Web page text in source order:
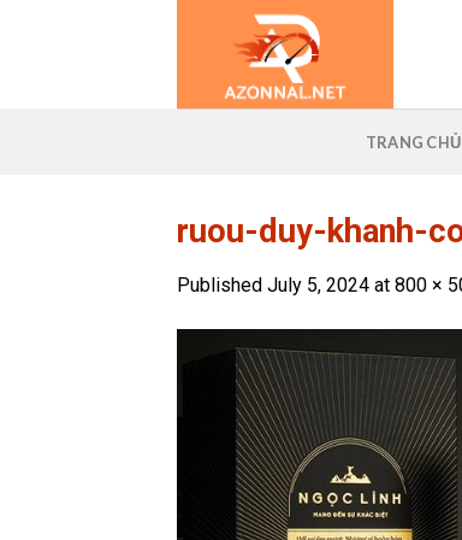
TRANG CHỦ
ruou-duy-khanh-
Published July 5, 2024 at 800 ×